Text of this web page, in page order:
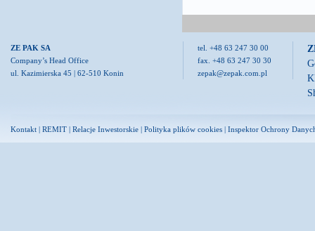
ZE PAK SA
Company’s Head Office
ul. Kazimierska 45 | 62-510 Konin
tel. +48 63 247 30 00
fax. +48 63 247 30 30
zepak@zepak.com.pl
Kontakt | REMIT | Relacje Inwestorskie | Polityka plików cookies | Inspektor Ochrony